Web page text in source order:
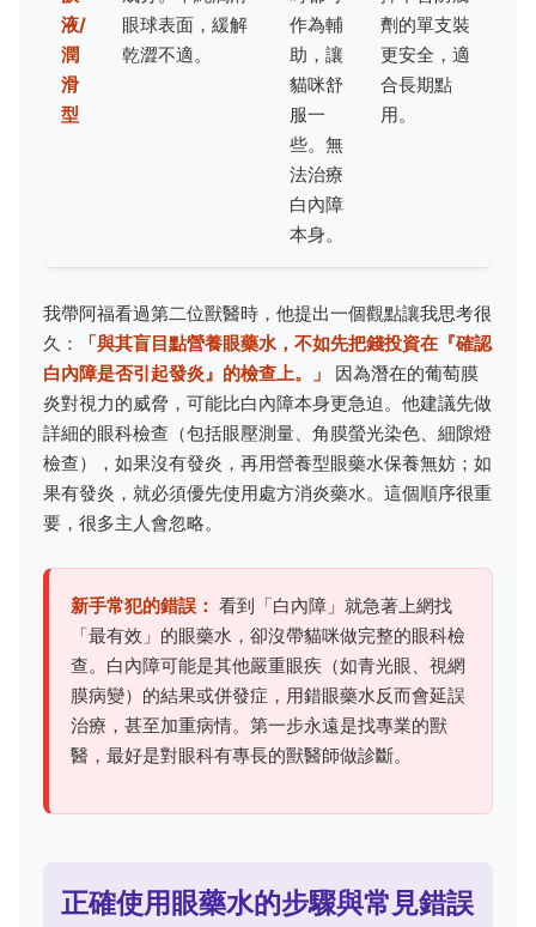
液/
潤
滑
型
眼球表面，緩解
乾澀不適。
作為輔
助，讓
貓咪舒
服一
些。無
法治療
白內障
本身。
劑的單支裝
更安全，適
合長期點
用。
我帶阿福看過第二位獸醫時，他提出一個觀點讓我思考很
久：
「與其盲目點營養眼藥水，不如先把錢投資在『確認
白內障是否引起發炎』的檢查上。」
因為潛在的葡萄膜
炎對視力的威脅，可能比白內障本身更急迫。他建議先做
詳細的眼科檢查（包括眼壓測量、角膜螢光染色、細隙燈
檢查），如果沒有發炎，再用營養型眼藥水保養無妨；如
果有發炎，就必須優先使用處方消炎藥水。這個順序很重
要，很多主人會忽略。
新手常犯的錯誤： 看到「白內障」就急著上網找
「最有效」的眼藥水，卻沒帶貓咪做完整的眼科檢
查。白內障可能是其他嚴重眼疾（如青光眼、視網
膜病變）的結果或併發症，用錯眼藥水反而會延誤
治療，甚至加重病情。第一步永遠是找專業的獸
醫，最好是對眼科有專長的獸醫師做診斷。
正確使用眼藥水的步驟與常見錯誤